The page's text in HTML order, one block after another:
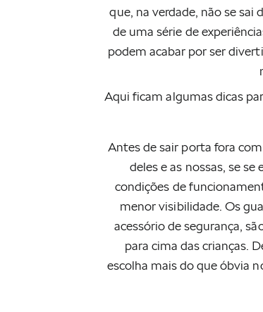
que, na verdade, não se sai
de uma série de
podem acabar por ser
Aqui ficam algumas dicas
Antes de sair porta fora
deles e as nossas, se
condições de
menor visibilidade. Os
acessório de segurança,
para cima das crianças.
escolha mais do que óbvia